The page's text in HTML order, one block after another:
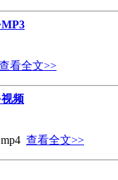
看全文>>
频
查看全文>>